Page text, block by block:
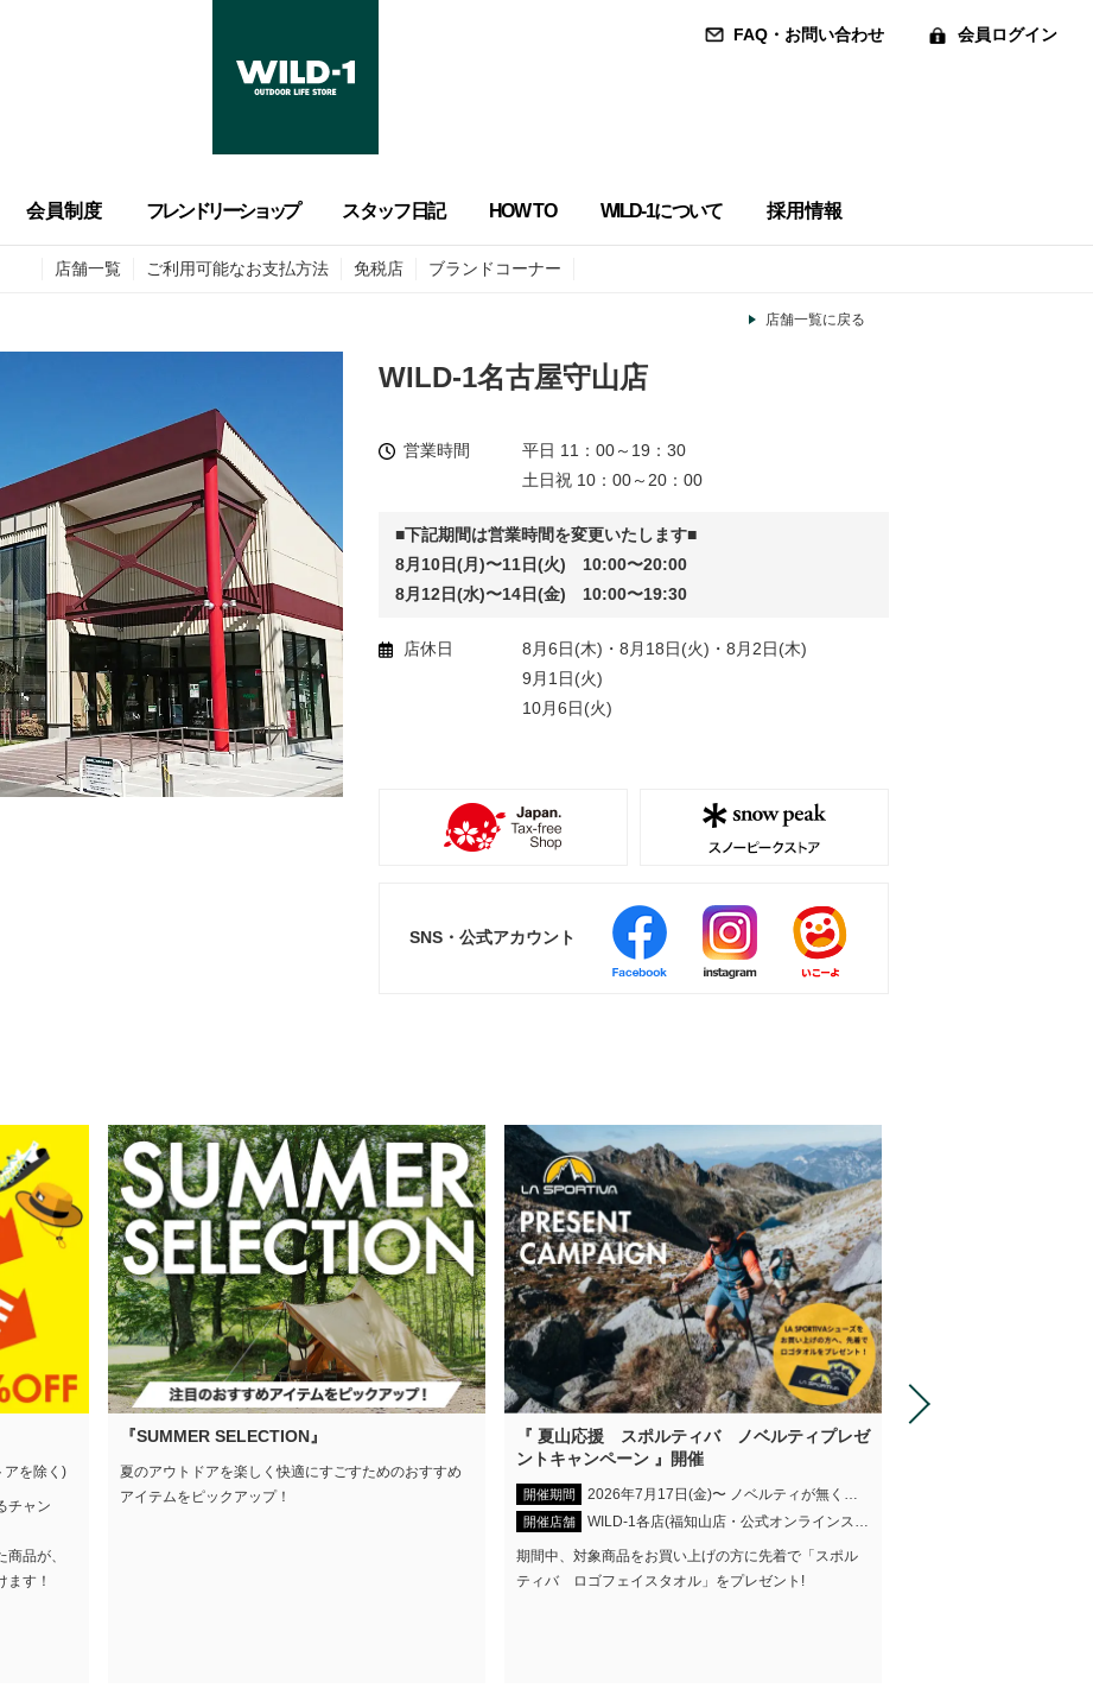
FAQ・お問い合わせ 会員ログイン
会員制度 フレンドリーショップ スタッフ日記 HOW TO WILD-1について 採用情報
店舗一覧 ご利用可能なお支払方法 免税店 ブランドコーナー
店舗一覧に戻る
WILD-1名古屋守山店
営業時間
平日 11：00～19：30
土日祝 10：00～20：00
■下記期間は営業時間を変更いたします■
8月10日(月)〜11日(火) 10:00〜20:00
8月12日(水)〜14日(金) 10:00〜19:30
店休日
8月6日(木)・8月18日(火)・8月2日(木)
9月1日(火)
10月6日(火)
SNS・公式アカウント
アを除く)
チャン
品が、
ます！
『SUMMER SELECTION』
夏のアウトドアを楽しく快適にすごすためのおすすめ
アイテムをピックアップ！
『 夏山応援 スポルティバ ノベルティプレゼ
ントキャンペーン 』開催
開催期間 2026年7月17日(金)〜 ノベルティが無くなり次第終了
開催店舗 WILD-1各店(福知山店・公式オンラインストアを除く)
期間中、対象商品をお買い上げの方に先着で「スポル
ティバ ロゴフェイスタオル」をプレゼント!